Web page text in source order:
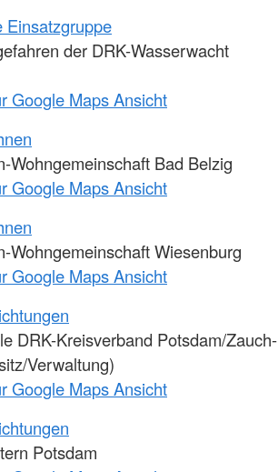
Einsatzgruppe
der DRK-Wasserwacht
Google Maps Ansicht
Wohngemeinschaft Bad Belzig
Google Maps Ansicht
Wohngemeinschaft Wiesenburg
Google Maps Ansicht
DRK-Kreisverband Potsdam/Zauch-
Verwaltung)
Google Maps Ansicht
Potsdam